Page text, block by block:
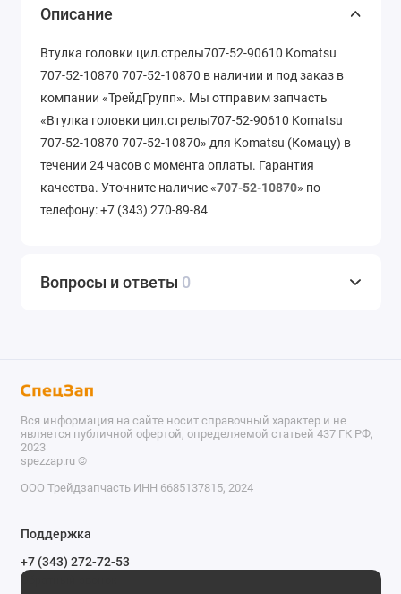
Описание
Втулка головки цил.стрелы707-52-90610 Komatsu
707-52-10870 707-52-10870 в наличии и под заказ в
компании «ТрейдГрупп». Мы отправим запчасть
«Втулка головки цил.стрелы707-52-90610 Komatsu
707-52-10870 707-52-10870» для Komatsu (Комацу) в
течении 24 часов с момента оплаты. Гарантия
качества. Уточните наличие «707-52-10870» по
телефону: +7 (343) 270-89-84
Вопросы и ответы 0
Вся информация на сайте носит справочный характер и не
является публичной офертой, определяемой статьей 437 ГК РФ,
2023
spezzap.ru ©️
ООО Трейдзапчасть ИНН 6685137815, 2024
Поддержка
+7 (343) 272-72-53
Обратный звонок